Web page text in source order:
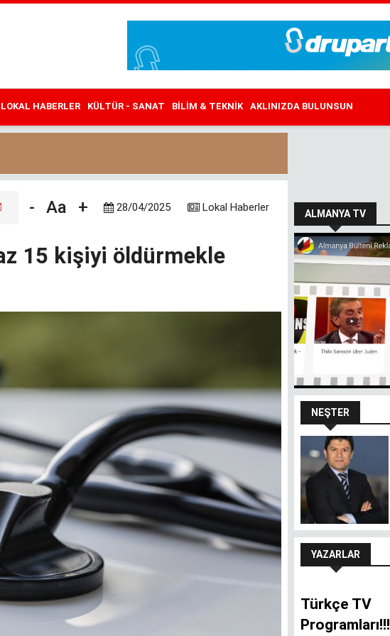
LOKAL HABERLER KÜLTÜR - SANAT BILIM & TEKNIK AKLINIZDA BULUNSUN
- Aa + 28/04/2025 Lokal Haberler
15 kişiyi öldürmekle
ALMANYA TV
NEŞTER
100 yaşındaki
devletten 18’lik
delikanlı refleksi
ARIF ŞENTÜRK
YAZARLAR
Türkçe TV
Programları!!!